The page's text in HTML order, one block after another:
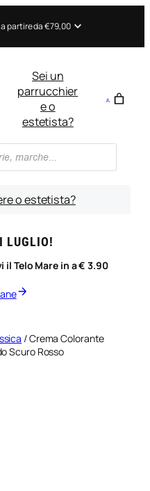
partire da €79,00
Sei un
parrucchier
e o
estetista?
o estetista?
LUGLIO!
il Telo Mare in a € 3.90
/ Crema Colorante
Scuro Rosso